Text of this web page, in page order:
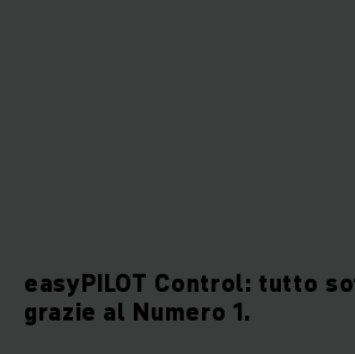
easyPILOT Control: tutto
grazie al Numero 1.